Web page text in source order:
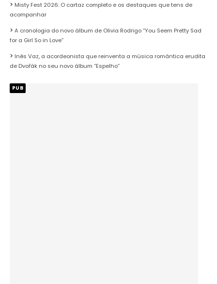
Misty Fest 2026: O cartaz completo e os destaques que tens de
acompanhar
A cronologia do novo álbum de Olivia Rodrigo “You Seem Pretty Sad
for a Girl So in Love”
Inês Vaz, a acordeonista que reinventa a música romântica erudita
de Dvořák no seu novo álbum “Espelho”
PUB